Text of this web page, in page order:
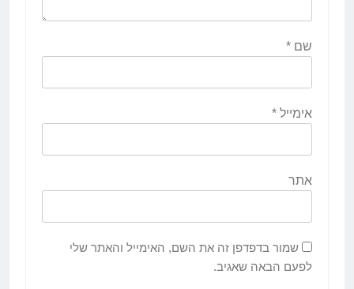
שם *
אימייל *
אתר
שמור בדפדפן זה את השם, האימייל והאתר שלי
לפעם הבאה שאגיב.